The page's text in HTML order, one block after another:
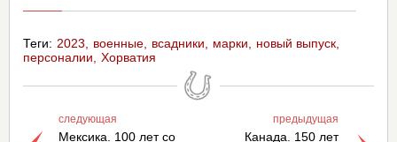
Теги: 2023 военные всадники марки
новый выпуск
персоналии
Хорватия
следующая
Мексика. 100 лет со
предыдущая
Канада. 150 лет